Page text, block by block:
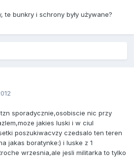
te bunkry i schrony były używane?
sporadycznie,osobiscie nic przy
jakies luski i w ciul
poszukiwacvzy czedsalo ten teren
jakas boratynke:) i luske z 1
wrzesnia,ale jesli militarka to tylko